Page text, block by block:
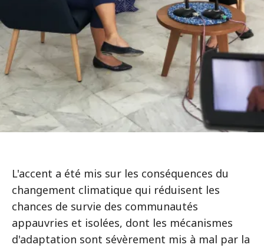
L'accent a été mis sur les conséquences du
changement climatique qui réduisent les
chances de survie des communautés
appauvries et isolées, dont les mécanismes
d'adaptation sont sévèrement mis à mal par la